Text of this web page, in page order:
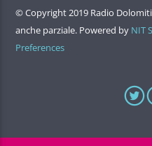
© Copyright 2019 Radio
anche parziale. Powered by NIT
Preferences